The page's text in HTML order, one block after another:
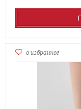
в избранное